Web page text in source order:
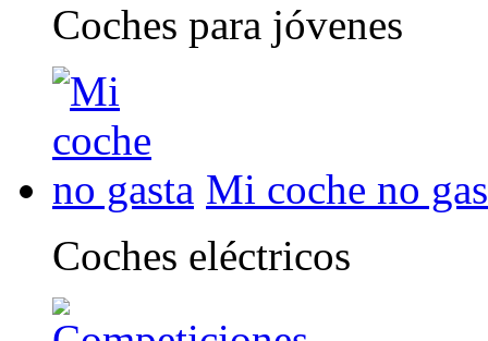
Coches para jóvenes
Mi coche no
Coches eléctricos